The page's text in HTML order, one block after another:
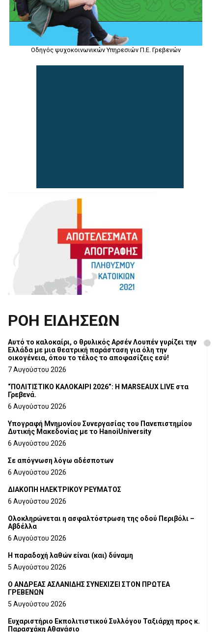
Οδηγός ψυχοκοινωνικών Υπηρεσιών Π.Ε. Γρεβενών
ΡΟΗ ΕΙΔΗΣΕΩΝ
Αυτό το καλοκαίρι, ο θρυλικός Αρσέν Λουπέν γυρίζει την
Ελλάδα με μια θεατρική παράσταση για όλη την
οικογένεια, όπου το τέλος το αποφασίζεις εσύ!
7 Αυγούστου 2026
“ΠΟΛΙΤΙΣΤΙΚΟ ΚΑΛΟΚΑΙΡΙ 2026”: Η MARSEAUX LIVE στα
Γρεβενά.
6 Αυγούστου 2026
Υπογραφή Μνημονίου Συνεργασίας του Πανεπιστημίου
Δυτικής Μακεδονίας με το HanoiUniversity
6 Αυγούστου 2026
Σε απόγνωση λόγω αδέσποτων
6 Αυγούστου 2026
ΔΙΑΚΟΠΗ ΗΛΕΚΤΡΙΚΟΥ ΡΕΥΜΑΤΟΣ
6 Αυγούστου 2026
Ολοκληρώνεται η ασφαλτόστρωση της οδού Περιβόλι –
Αβδέλλα
6 Αυγούστου 2026
H παραδοχή λαθών είναι (και) δύναμη
5 Αυγούστου 2026
Ο ΑΝΔΡΕΑΣ ΑΣΛΑΝΙΔΗΣ ΣΥΝΕΧΙΖΕΙ ΣΤΟΝ ΠΡΩΤΕΑ
ΓΡΕΒΕΝΩΝ
5 Αυγούστου 2026
Ευχαριστήριο Εκπολιτιστικού Συλλόγου Ταξιάρχη προς κ.
Παρασχάκη Αθανάσιο